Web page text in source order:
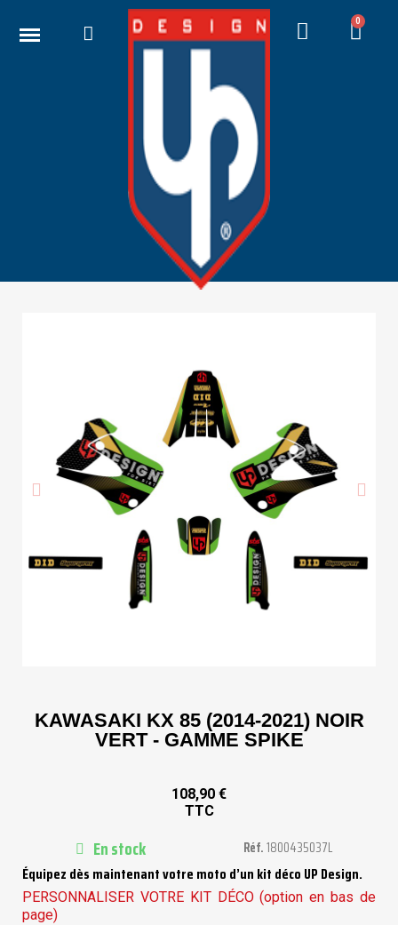
KAWASAKI KX 85 (2014-2021) NOIR
VERT - GAMME SPIKE
108,90 €
TTC
En stock Réf.1800435037L
Équipez dès maintenant votre moto d’un kit déco UP Design.
PERSONNALISER VOTRE KIT DÉCO (option en bas de
page)